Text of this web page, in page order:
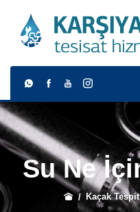
Su Ne
Kaçak Tespit